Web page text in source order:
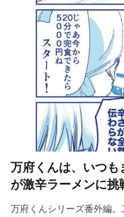
万府くんは、いつ
が激辛ラーメンに挑
万府くんシリーズ番外編